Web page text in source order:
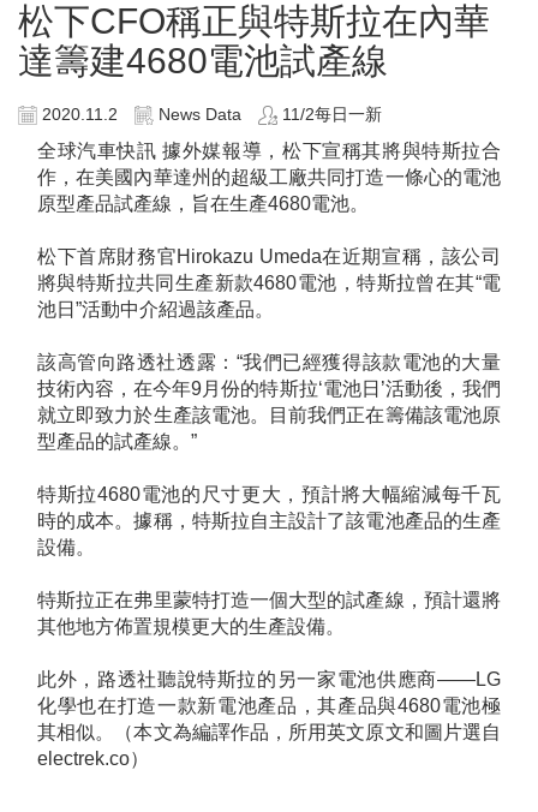
松下CFO稱正與特斯拉在內華
達籌建4680電池試產線
2020.11.2 News Data 11/2每日一新
全球汽車快訊 據外媒報導，松下宣稱其將與特斯拉合
作，在美國內華達州的超級工廠共同打造一條心的電池
原型產品試產線，旨在生產4680電池。
松下首席財務官Hirokazu Umeda在近期宣稱，該公司
將與特斯拉共同生產新款4680電池，特斯拉曾在其“電
池日”活動中介紹過該產品。
該高管向路透社透露：“我們已經獲得該款電池的大量
技術內容，在今年9月份的特斯拉‘電池日’活動後，我們
就立即致力於生產該電池。目前我們正在籌備該電池原
型產品的試產線。”
特斯拉4680電池的尺寸更大，預計將大幅縮減每千瓦
時的成本。據稱，特斯拉自主設計了該電池產品的生產
設備。
特斯拉正在弗里蒙特打造一個大型的試產線，預計還將
其他地方佈置規模更大的生產設備。
此外，路透社聽說特斯拉的另一家電池供應商——LG
化學也在打造一款新電池產品，其產品與4680電池極
其相似。（本文為編譯作品，所用英文原文和圖片選自
electrek.co）